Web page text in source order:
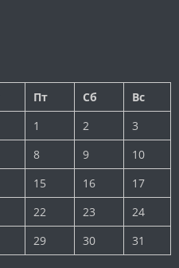
Пт Сб
Вс
1
2
3
8 9
10
15 16
17
22 23
24
29 30 31